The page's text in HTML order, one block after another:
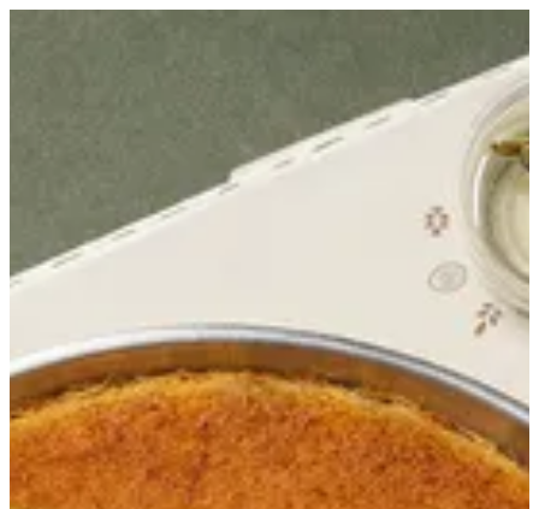
EN
تسجيل الدخول
EN